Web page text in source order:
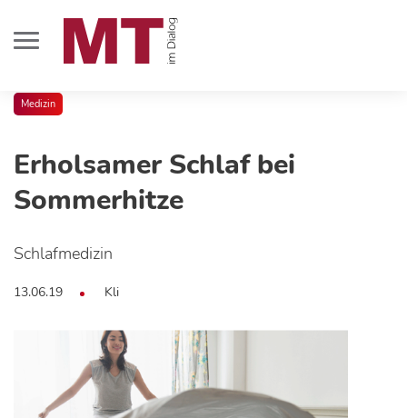
Medizin
Erholsamer Schlaf bei
Sommerhitze
Schlafmedizin
13.06.19 Kli